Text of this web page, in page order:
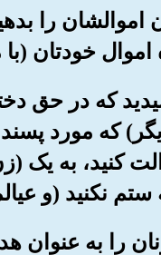
اموالشان را
اموال خودتان
که در حق
که مورد
کنید، به یک
ستم نکنید (و
را به